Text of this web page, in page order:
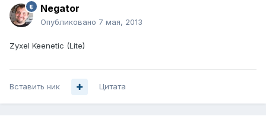
Negator
Опубликовано 7 мая, 2013
Zyxel Keenetic (Lite)
Вставить ник Цитата